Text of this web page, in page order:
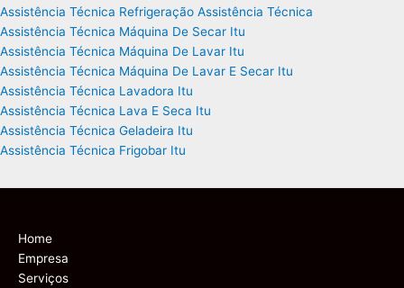
Assistência Técnica Refrigeração Assistência Técnica
Assistência Técnica Máquina De Secar Itu
Assistência Técnica Máquina De Lavar Itu
Assistência Técnica Máquina De Lavar E Secar Itu
Assistência Técnica Lavadora Itu
Assistência Técnica Lava E Seca Itu
Assistência Técnica Geladeira Itu
Assistência Técnica Frigobar Itu
Home
Empresa
Serviços